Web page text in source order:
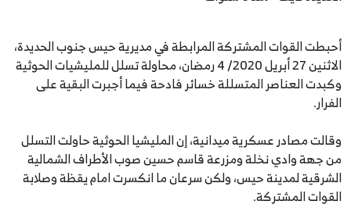
أحبطت القوات المشتركة المرابطة في مديرية حيس جنوب الحديدة،
الاثنين 27 أبريل 2020/ 4 رمضان، محاولة تسلل للمليشيات الحوثية
وكبدت العناصر المتسللة خسائر فادحة فيما أجبرت البقية على
الفرار.
وقالت مصادر عسكرية ميدانية، إن المليشيا الحوثية حاولت التسلل
من جهة وادي نخلة ومزرعة قاسم حسين صوب الأطراف الشمالية
الشرقية لمدينة حيس، ولكن سرعان ما انكسرت امام يقظة وصلابة
القوات المشتركة.